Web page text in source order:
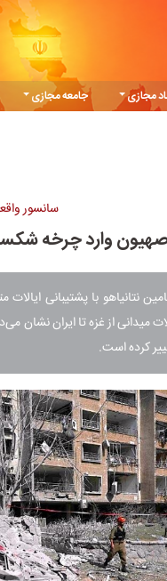
مجازی جامعه مجازی
سانسور
صهیون وارد چرخه
نتانیاهو با پشتیبانی
میدانی از غزه تا ایران
کرده است.